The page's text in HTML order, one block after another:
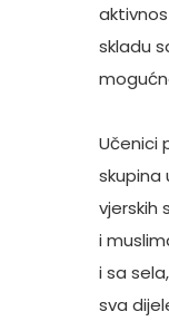
skladu
Učenici
skupina
vjerskih
i
i sa
sva